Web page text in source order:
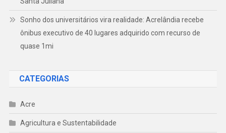
Sonho dos universitários vira realidade: Acrelândia recebe
ônibus executivo de 40 lugares adquirido com recurso de
quase 1mi
CATEGORIAS
Acre
Agricultura e Sustentabilidade